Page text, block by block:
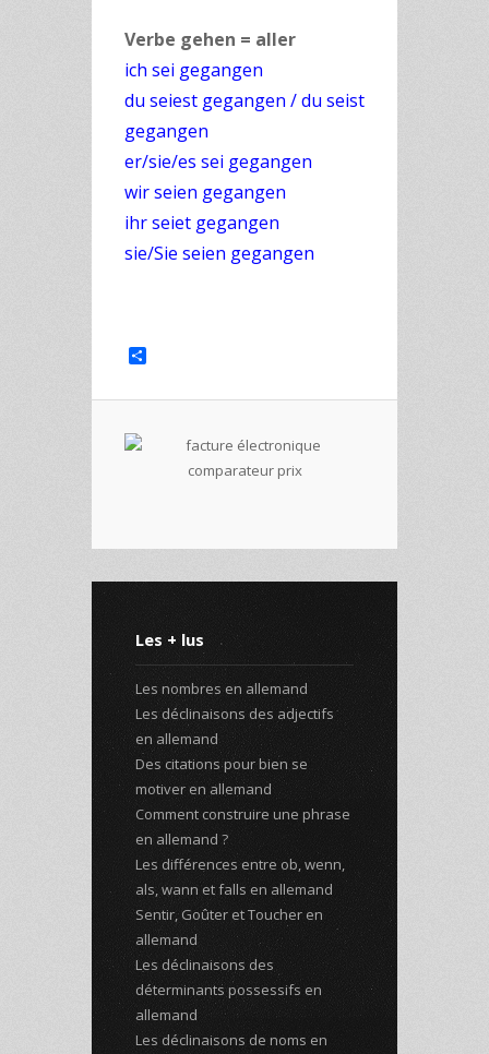
Verbe gehen = aller
ich sei gegangen
du seiest gegangen / du seist
gegangen
er/sie/es sei gegangen
wir seien gegangen
ihr seiet gegangen
sie/Sie seien gegangen
Les + lus
Les nombres en allemand
Les déclinaisons des adjectifs
en allemand
Des citations pour bien se
motiver en allemand
Comment construire une phrase
en allemand ?
Les différences entre ob, wenn,
als, wann et falls en allemand
Sentir, Goûter et Toucher en
allemand
Les déclinaisons des
déterminants possessifs en
allemand
Les déclinaisons de noms en